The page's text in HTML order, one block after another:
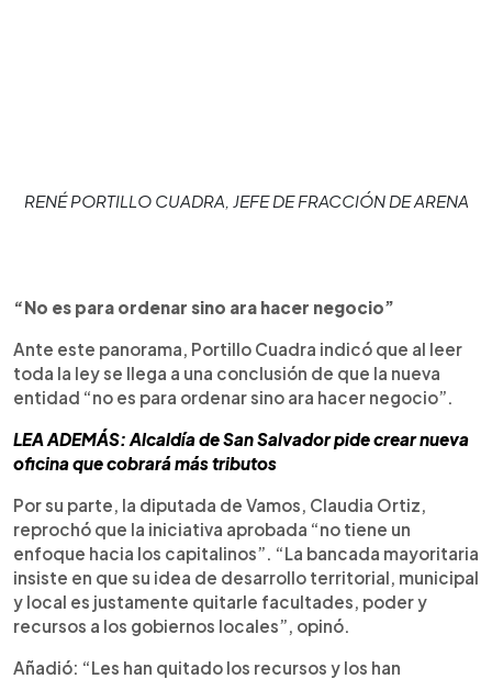
RENÉ PORTILLO CUADRA, JEFE DE FRACCIÓN DE ARENA
“No es para ordenar sino ara hacer negocio”
Ante este panorama, Portillo Cuadra indicó que al leer
toda la ley se llega a una conclusión de que la nueva
entidad “no es para ordenar sino ara hacer negocio”.
LEA ADEMÁS: Alcaldía de San Salvador pide crear nueva
oficina que cobrará más tributos
Por su parte, la diputada de Vamos, Claudia Ortiz,
reprochó que la iniciativa aprobada “no tiene un
enfoque hacia los capitalinos”. “La bancada mayoritaria
insiste en que su idea de desarrollo territorial, municipal
y local es justamente quitarle facultades, poder y
recursos a los gobiernos locales”, opinó.
Añadió: “Les han quitado los recursos y los han